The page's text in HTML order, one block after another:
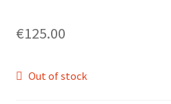
€125.00
Out of stock